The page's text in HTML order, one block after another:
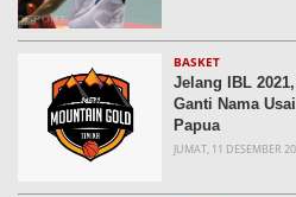
LIGA EUROPA
BASKET
Jelang IBL
Ganti Nama
Papua
JUMAT, 11 DESEMBER